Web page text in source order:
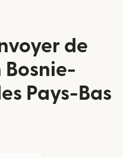
de
Bosnie-
Pays-Bas